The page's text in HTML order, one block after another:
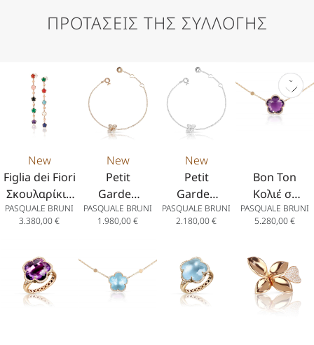
ΠΡΟΤΑΣΕΙΣ ΤΗΣ ΣΥΛΛΟΓΗΣ
New
Figlia dei Fiori
Σκουλαρίκια
σε 18Κ Ροζ
Χρυσό με
Λίθους
PASQUALE BRUNI
3.380,00€
New
Petit
Garden
Βραχιόλι
σε 18K Ροζ
Σαμπανιζέ
Διαμάντια.
PASQUALE BRUNI
1.980,00€
New
Petit
Garden
Βραχιόλι
σε 18k
Χρυσό με
Διαμάντια.
PASQUALE BRUNI
2.180,00€
Bon Ton
Κολιέ σε
18Κ Ροζ
Χρυσό με
και
Διαμάντια
PASQUALE BRUNI
5.280,00€